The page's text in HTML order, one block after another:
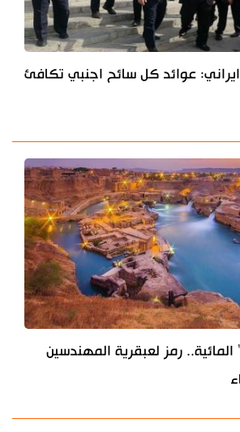
عوائد كل سائح اجنبي تكافئ
رمز لعبقرية المهندسين